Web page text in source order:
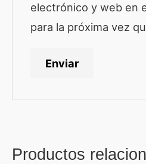
electrónico y web en
para la próxima vez
Productos